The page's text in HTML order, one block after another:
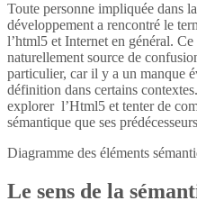
Toute personne impliquée dans
développement a rencontré le
l’html5 et Internet en général.
naturellement source de
particulier, car il y a un manque
définition dans certains
explorer l’Html5 et tenter de
sémantique que ses
Diagramme des éléments
Le sens de la